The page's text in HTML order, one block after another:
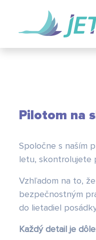
Pilotom na
Spoločne s naším
letu, skontrolujete
Vzhľadom na to,
bezpečnostným
do lietadiel
Každý detail je